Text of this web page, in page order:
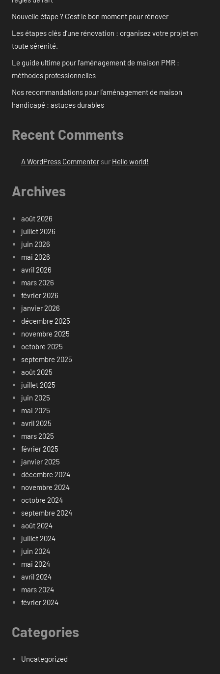
Nouvelle étape ? C’est le bon moment pour rénover
Les étapes clés d’une rénovation : organisez votre projet en
toute sérénité.
Le guide ultime pour l’aménagement de maison PMR :
méthodes professionnelles
Nos recommandations pour l’aménagement de maison
handicapé : astuces durables
Recent Comments
A WordPress Commentersur Hello world!
Archives
août 2026
juillet 2026
juin 2026
mai 2026
avril 2026
mars 2026
février 2026
janvier 2026
décembre 2025
novembre 2025
octobre 2025
septembre 2025
août 2025
juillet 2025
juin 2025
mai 2025
avril 2025
mars 2025
février 2025
janvier 2025
décembre 2024
novembre 2024
octobre 2024
septembre 2024
août 2024
juillet 2024
juin 2024
mai 2024
avril 2024
mars 2024
février 2024
Categories
Uncategorized